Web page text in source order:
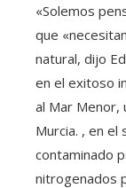
«Solemos
que
natural, dijo
en el exitoso
al Mar Menor,
Murcia. , en
contaminado
nitrogenados